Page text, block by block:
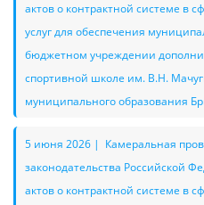
актов о контрактной системе в
услуг для обеспечения
бюджетном учреждении
спортивной школе им. В.Н.
муниципального образования
5 июня 2026 | Камеральная
законодательства Российской
актов о контрактной системе в